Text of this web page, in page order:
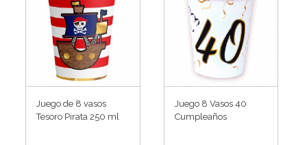
Juego de 8 vasos
Tesoro Pirata 250 ml
Juego 8 Vasos 40
Cumpleaños